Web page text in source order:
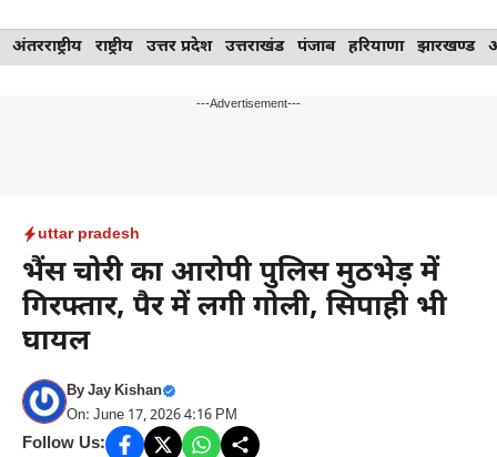
Skip
to
अंतरराष्ट्रीय राष्ट्रीय उत्तर प्रदेश उत्तराखंड पंजाब हरियाणा झारखण्ड
---Advertisement---
uttar pradesh
भैंस चोरी का आरोपी पुलिस मुठभेड़ में
गिरफ्तार, पैर में लगी गोली, सिपाही भी
घायल
ByJay Kishan
On: June 17, 2026 4:16 PM
Follow Us: